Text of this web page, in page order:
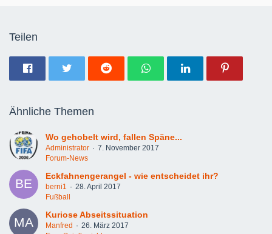
Teilen
Ähnliche Themen
Wo gehobelt wird, fallen Späne...
Administrator
7. November 2017
Forum-News
Eckfahnengerangel - wie entscheidet ihr?
berni1
28. April 2017
Fußball
Kuriose Abseitssituation
Manfred
26. März 2017